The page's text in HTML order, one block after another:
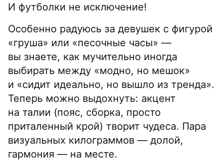
И футболки не исключение!
Особенно радуюсь за девушек с фигурой
«груша» или «песочные часы» —
вы знаете, как мучительно иногда
выбирать между «модно, но мешок»
и «сидит идеально, но вышло из тренда».
Теперь можно выдохнуть: акцент
на талии (пояс, сборка, просто
приталенный крой) творит чудеса. Пара
визуальных килограммов — долой,
гармония — на месте.